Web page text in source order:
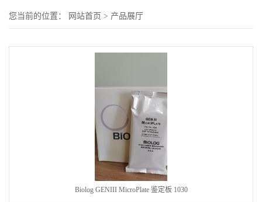
您当前的位置： 网站首页 > 产品展厅
Biolog GENIII MicroPlate 鉴定板 1030